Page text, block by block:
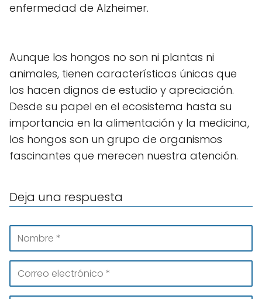
enfermedad de Alzheimer.
Aunque los hongos no son ni plantas ni
animales, tienen características únicas que
los hacen dignos de estudio y apreciación.
Desde su papel en el ecosistema hasta su
importancia en la alimentación y la medicina,
los hongos son un grupo de organismos
fascinantes que merecen nuestra atención.
Deja una respuesta